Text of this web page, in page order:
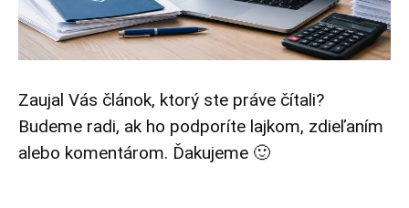
Zaujal Vás článok, ktorý ste práve čítali?
Budeme radi, ak ho podporíte lajkom, zdieľaním
alebo komentárom. Ďakujeme 🙂